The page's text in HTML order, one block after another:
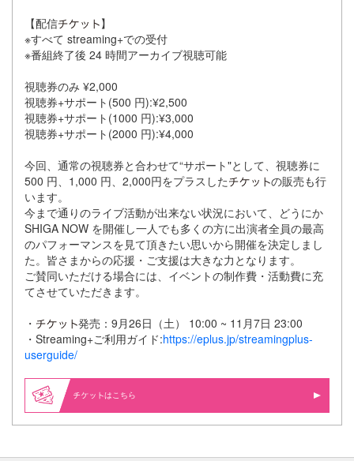
【配信
】
※すべて streaming+での受付
※番組終了後 24 時間アーカイブ視聴可能
視聴券のみ ¥2,000
視聴券+サポート(500 円):¥2,500
視聴券+サポート(1000 円):¥3,000
視聴券+サポート(2000 円):¥4,000
今回、通常の視聴券と合わせて“サポート"として、視聴券に
500 円、1,000 円、2,000円をプラスした
の販売も行
います。
今まで通りのライブ活動が出来ない状況において、どうにか
SHIGA NOW を開催し一人でも多くの方に出演者全員の最高
のパフォーマンスを見て頂きたい思いから開催を決定しまし
た。皆さまからの応援・ご支援は大きな力となります。
ご賛同いただける場合には、イベントの制作費・活動費に充
てさせていただきます。
・
発売：9月26日（土） 10:00 ~ 11月7日 23:00
・Streaming+ご利用ガイド:https://eplus.jp/streamingplus-
userguide/
はこちら